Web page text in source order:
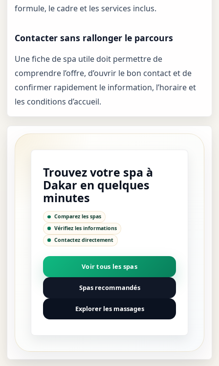
formule, le cadre et les services inclus.
Contacter sans rallonger le parcours
Une fiche de spa utile doit permettre de
comprendre l’offre, d’ouvrir le bon contact et de
confirmer rapidement le information, l’horaire et
les conditions d’accueil.
Trouvez votre spa à
Dakar en quelques
minutes
Comparez les spas
Vérifiez les informations
Contactez directement
Voir tous les spas
Spas recommandés
Explorer les massages